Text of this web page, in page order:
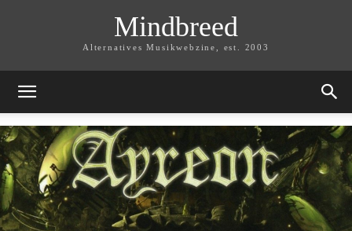
Mindbreed
Alternatives Musikwebzine, est. 2003